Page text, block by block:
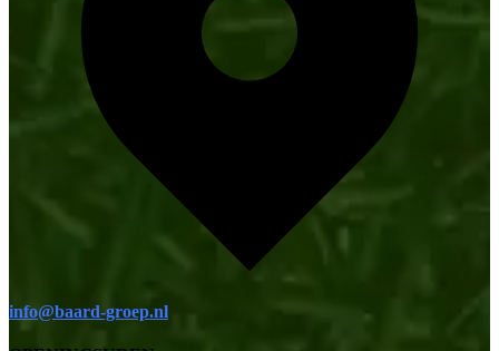
info@baard-groep.nl